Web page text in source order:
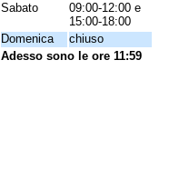
Sabato
09:00-12:00 e
15:00-18:00
Domenica
chiuso
Adesso sono le ore 11:59